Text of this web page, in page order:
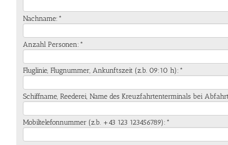
Nachname:*
Anzahl Personen:*
Fluglinie, Flugnummer, Ankunftszeit (z.b. 09:10 h):*
Schiffname, Reederei, Name des Kreuzfahrtenterminals bei
Mobiltelefonnummer (z.b. +43 123 123456789):*